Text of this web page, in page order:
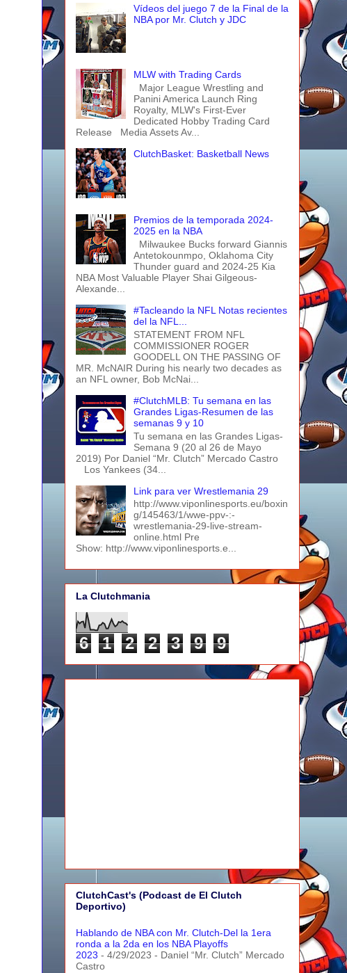
Vídeos del juego 7 de la Final de la
NBA por Mr. Clutch y JDC
MLW with Trading Cards
Major League Wrestling and
Panini America Launch Ring
Royalty, MLW's First-Ever
Dedicated Hobby Trading Card
Release Media Assets Av...
ClutchBasket: Basketball News
Premios de la temporada 2024-
2025 en la NBA
Milwaukee Bucks forward Giannis
Antetokounmpo, Oklahoma City
Thunder guard and 2024-25 Kia
NBA Most Valuable Player Shai Gilgeous-
Alexande...
#Tacleando la NFL Notas recientes
del la NFL...
STATEMENT FROM NFL
COMMISSIONER ROGER
GOODELL ON THE PASSING OF
MR. McNAIR During his nearly two decades as
an NFL owner, Bob McNai...
#ClutchMLB: Tu semana en las
Grandes Ligas-Resumen de las
semanas 9 y 10
Tu semana en las Grandes Ligas-
Semana 9 (20 al 26 de Mayo
2019) Por Daniel “Mr. Clutch” Mercado Castro
Los Yankees (34...
Link para ver Wrestlemania 29
http://www.viponlinesports.eu/boxin
g/145463/1/wwe-ppv-:-
wrestlemania-29-live-stream-
online.html Pre
Show: http://www.viponlinesports.e...
La Clutchmania
6 1 2 2 3 9 9
ClutchCast's (Podcast de El Clutch
Deportivo)
Hablando de NBA con Mr. Clutch-Del la 1era
ronda a la 2da en los NBA Playoffs
2023 - 4/29/2023 - Daniel “Mr. Clutch” Mercado
Castro